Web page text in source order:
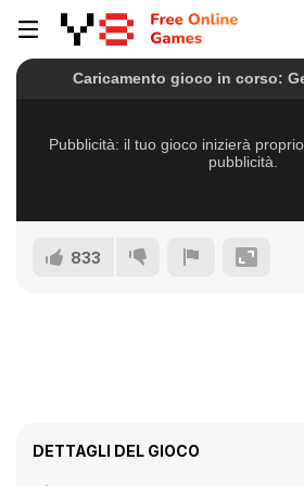
833
DETTAGLI DEL GIOCO